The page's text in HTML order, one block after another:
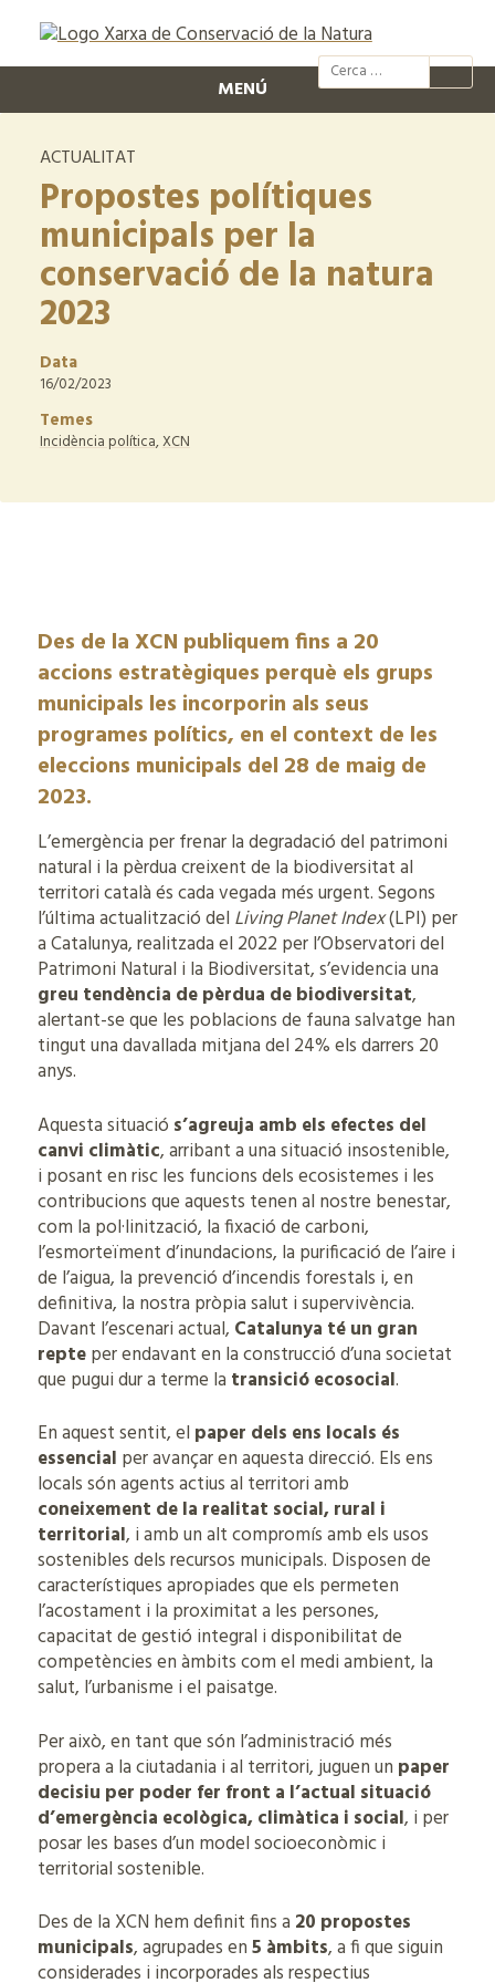
@xcn.cat
MENÚ
ACTUALITAT
Propostes polítiques
municipals per la
conservació de la natura
2023
Data
16/02/2023
Temes
Incidència política,XCN
Des de la XCN publiquem fins a 20
accions estratègiques perquè els grups
municipals les incorporin als seus
programes polítics, en el context de les
eleccions municipals del 28 de maig de
2023.
L’emergència per frenar la degradació del patrimoni
natural i la pèrdua creixent de la biodiversitat al
territori català és cada vegada més urgent. Segons
l’última actualització del Living Planet Index(LPI) per
a Catalunya, realitzada el 2022 per l’Observatori del
Patrimoni Natural i la Biodiversitat, s’evidencia una
greu tendència de pèrdua de biodiversitat,
alertant-se que les poblacions de fauna salvatge han
tingut una davallada mitjana del 24% els darrers 20
anys.
Aquesta situació s’agreuja amb els efectes del
canvi climàtic, arribant a una situació insostenible,
i posant en risc les funcions dels ecosistemes i les
contribucions que aquests tenen al nostre benestar,
com la pol·linització, la fixació de carboni,
l’esmorteïment d’inundacions, la purificació de l’aire i
de l’aigua, la prevenció d’incendis forestals i, en
definitiva, la nostra pròpia salut i supervivència.
Davant l’escenari actual, Catalunya té un gran
repteper endavant en la construcció d’una societat
que pugui dur a terme la transició ecosocial.
En aquest sentit, el paper dels ens locals és
essencial per avançar en aquesta direcció. Els ens
locals són agents actius al territori amb
coneixement de la realitat social, rural i
territorial, i amb un alt compromís amb els usos
sostenibles dels recursos municipals. Disposen de
característiques apropiades que els permeten
l’acostament i la proximitat a les persones,
capacitat de gestió integral i disponibilitat de
competències en àmbits com el medi ambient, la
salut, l’urbanisme i el paisatge.
Per això, en tant que són l’administració més
propera a la ciutadania i al territori, juguen un paper
decisiu per poder fer front a l’actual situació
d’emergència ecològica, climàtica i social, i per
posar les bases d’un model socioeconòmic i
territorial sostenible.
Des de la XCN hem definit fins a 20 propostes
municipals, agrupades en5 àmbits, a fi que siguin
considerades i incorporades als respectius